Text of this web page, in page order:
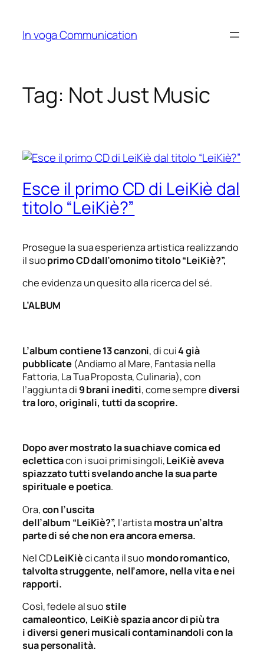
content
In voga Communication
Tag: Not Just Music
Esce il primo CD di LeiKiè dal
titolo “LeiKiè?”
Prosegue la sua esperienza artistica realizzando
il suoprimo CDdall’omonimo titolo “LeiKiè?”,
che evidenza un quesito alla ricerca del sé.
L’ALBUM
L’album contiene13 canzoni, di cui4 già
pubblicate (Andiamo al Mare, Fantasia nella
Fattoria, La Tua Proposta, Culinaria), con
l’aggiunta di 9 brani inediti, come semprediversi
tra loro, originali, tutti da scoprire.
Dopo aver mostrato la suachiave comicaed
ecletticacon i suoi primi singoli,LeiKièaveva
spiazzato tutti svelando anche la sua parte
spirituale e poetica.
Ora,con l’uscita
dell’album “LeiKiè?”, l’artista mostra un’altra
parte di sé che non era ancora emersa.
Nel CDLeiKièci canta il suo mondo romantico,
talvolta struggente, nell’amore, nella vita e nei
rapporti.
Così, fedele al suostile
camaleontico, LeiKièspazia ancor di più tra
idiversi generi musicalicontaminandoli con la
sua personalità.